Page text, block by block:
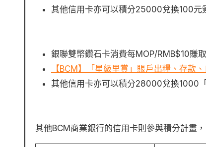
其他信用卡亦可以積分25000兌換100元
銀聯雙幣鑽石卡消費每MOP/RMB$10賺
【BCM】「星級里賞」賬戶出糧、存款
其他信用卡亦可以積分28000兌換1000
其他BCM商業銀行的信用卡則參與積分計畫